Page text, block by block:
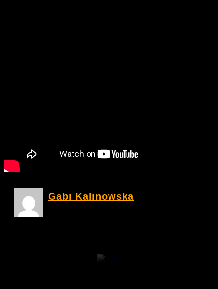
Gabi Kalinowska